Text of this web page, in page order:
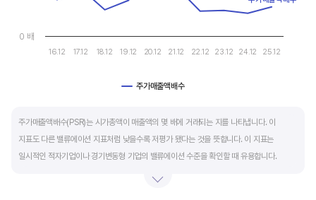
주가매출액배수
16.12 17.12 18.12 19.12 20.12 21.12 22.12 23.12 24.12 25.12
0 배
주가매출액배수(PSR)는 시가총액이 매출액의 몇 배에 거래되는 지를 나타냅니다. 이
지표도 다른 밸류에이션 지표처럼 낮을수록 저평가 됐다는 것을 뜻합니다. 이 지표는
일시적인 적자기업이나 경기변동형 기업의 밸류에이션 수준을 확인할 때 유용합니다.